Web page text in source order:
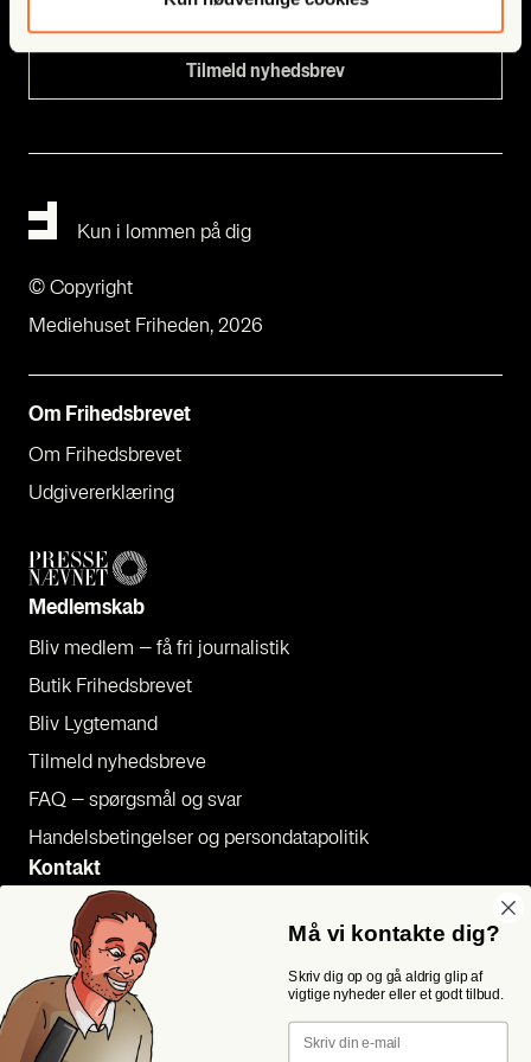
Om Fri­heds­bre­vet
Om Fri­heds­bre­vet
Udgi­ve­rer­klæ­ring
Med­lem­skab
Bliv med­lem – få fri jour­na­li­stik
Butik Fri­heds­bre­vet
Bliv Lyg­te­mand
Til­meld nyheds­bre­ve
FAQ – spørgs­mål og svar
Han­dels­be­tin­gel­ser og per­son­da­ta­po­li­tik
Kon­takt
Pres­se
Send et tip
Kon­takt os
Følg os
Kun i lommen på dig
Mediehuset Friheden, 2026
© Copyright
Må vi kontakte dig?
Skriv dig op og gå aldrig glip af
vigtige nyheder eller et godt tilbud.
Email